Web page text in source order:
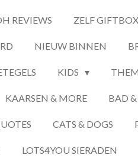
REVIEWS ZELF
NIEUW BINNEN
KIDS
KAARSEN & MORE BAD
CATS & DOGS
LOTS4YOU SIERADEN